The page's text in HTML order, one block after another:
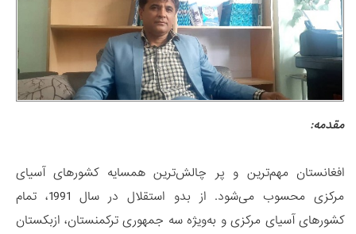
مقدمه:
افغانستان مهم‌ترین و پر چالش‌ترین همسایه کشورهای آسیای
مرکزی محسوب می‌شود. از بدو استقلال در سال 1991، تمام
کشورهای آسیای مرکزی و به‌ویژه سه جمهوری ترکمنستان، ازبکستان